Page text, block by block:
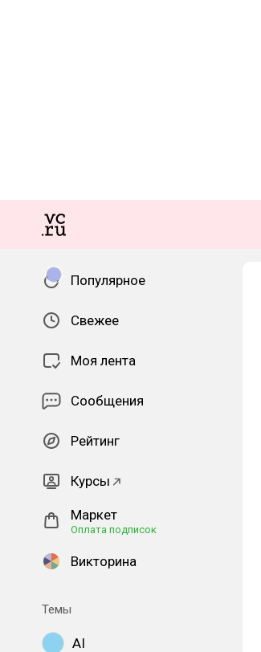
Популярное
Свежее
Моя лента
Сообщения
Рейтинг
Курсы
Маркет
Оплата подписок
Викторина
Темы
AI